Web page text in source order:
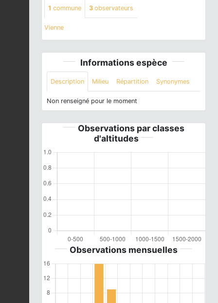
1 commune 3 observateurs
Vienne
Informations espèce
Description Milieu Répartition Synonymes
Non renseigné pour le moment
Observations par classes
d'altitudes
Observations mensuelles